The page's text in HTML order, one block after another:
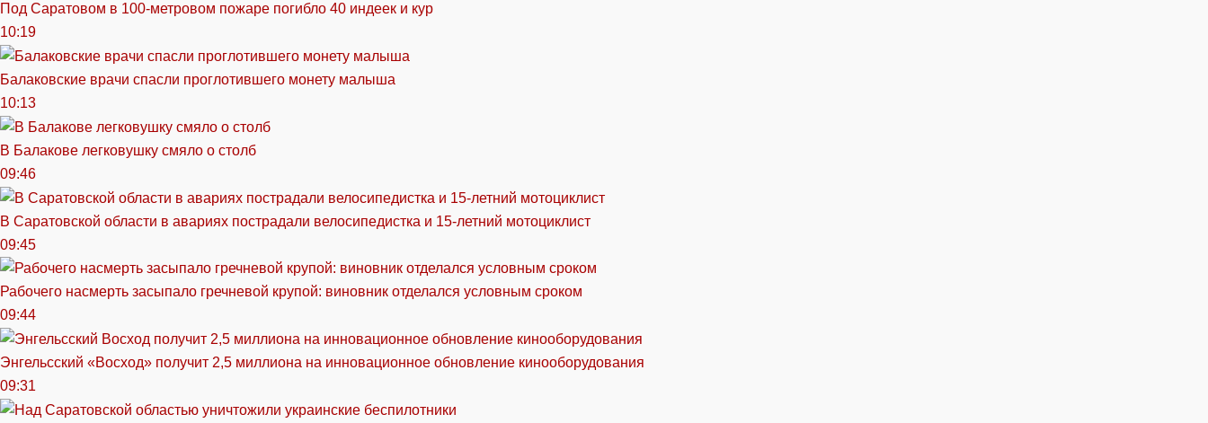
Под Саратовом в 100-метровом пожаре погибло 40 индеек и кур
10:19
Балаковские врачи спасли проглотившего монету малыша
10:13
В Балакове легковушку смяло о столб
09:46
В Саратовской области в авариях пострадали велосипедистка и 15-летний мотоциклист
09:45
Рабочего насмерть засыпало гречневой крупой: виновник отделался условным сроком
09:44
Энгельсский «Восход» получит 2,5 миллиона на инновационное обновление кинооборудования
09:31